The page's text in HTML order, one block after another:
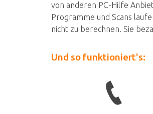
von anderen PC-Hilfe
Programme und Scans
nicht zu berechnen. Sie
Und so funktioniert's: